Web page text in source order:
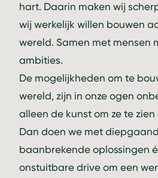
hart. Daarin maken wij
wij werkelijk willen bouwen
wereld. Samen met mensen
ambities.
De mogelijkheden om te
wereld, zijn in onze ogen
alleen de kunst om ze te
Dan doen we met
baanbrekende oplossingen
onstuitbare drive om een